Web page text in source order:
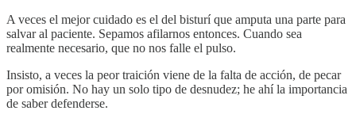
A veces el mejor cuidado es el del bisturí que amputa una parte para
salvar al paciente. Sepamos afilarnos entonces. Cuando sea
realmente necesario, que no nos falle el pulso.
Insisto, a veces la peor traición viene de la falta de acción, de pecar
por omisión. No hay un solo tipo de desnudez; he ahí la importancia
de saber defenderse.